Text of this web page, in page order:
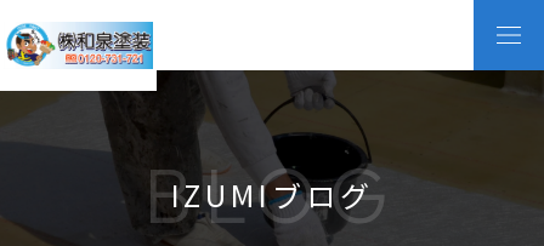
IZUMIブログ
BLOG